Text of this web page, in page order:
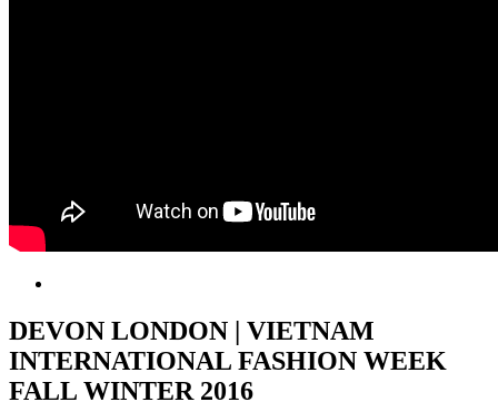
DEVON LONDON | VIETNAM
INTERNATIONAL FASHION WEEK
FALL WINTER 2016